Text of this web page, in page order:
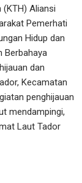
(KTH) Aliansi
Pemerhati
Hidup dan
Berbahaya
dan
Kecamatan
penghijauan
mendampingi,
Laut Tador